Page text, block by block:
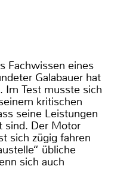
Fachwissen eines
Galabauer hat
Im Test musste sich
kritischen
seine Leistungen
sind. Der Motor
sich zügig fahren
übliche
sich auch